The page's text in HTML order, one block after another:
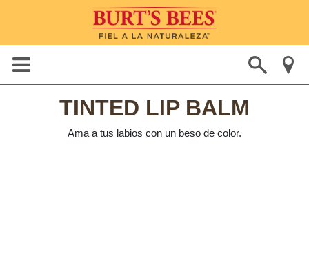
TINTED LIP BALM
Ama a tus labios con un beso de color.